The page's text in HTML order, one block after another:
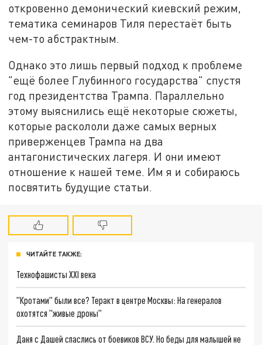
откровенно демонический киевский режим,
тематика семинаров Тиля перестаёт быть
чем-то абстрактным.
Однако это лишь первый подход к проблеме
"ещё более Глубинного государства" спустя
год президентства Трампа. Параллельно
этому выяснились ещё некоторые сюжеты,
которые раскололи даже самых верных
приверженцев Трампа на два
антагонистических лагеря. И они имеют
отношение к нашей теме. Им я и собираюсь
посвятить будущие статьи.
ЧИТАЙТЕ ТАКЖЕ:
Технофашисты XXI века
"Кротами" были все? Теракт в центре Москвы: На генералов
охотятся "живые дроны"
Даня с Дашей спаслись от боевиков ВСУ. Но беды для малышей не